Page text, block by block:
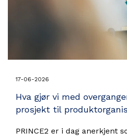
17-06-2026
Hva gjør vi med
prosjekt til
PRINCE2 er i dag anerkjent